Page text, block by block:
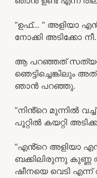
“ഉഫ്… ” അളിയാ
നോക്കി അടിക്കോ
ആ പറഞ്ഞത്
ഞെട്ടിച്ചെങ്കിലും
ഞാൻ പറഞ്ഞു.
“നിൻ്റെ മുന്നിൽ
പൂറ്റിൽ കയറ്റി
“എൻ്റെ അളിയാ
ബക്കിലിരുന്നു കുണ്ണ
ഷീനയെ വെടി എന്ന്